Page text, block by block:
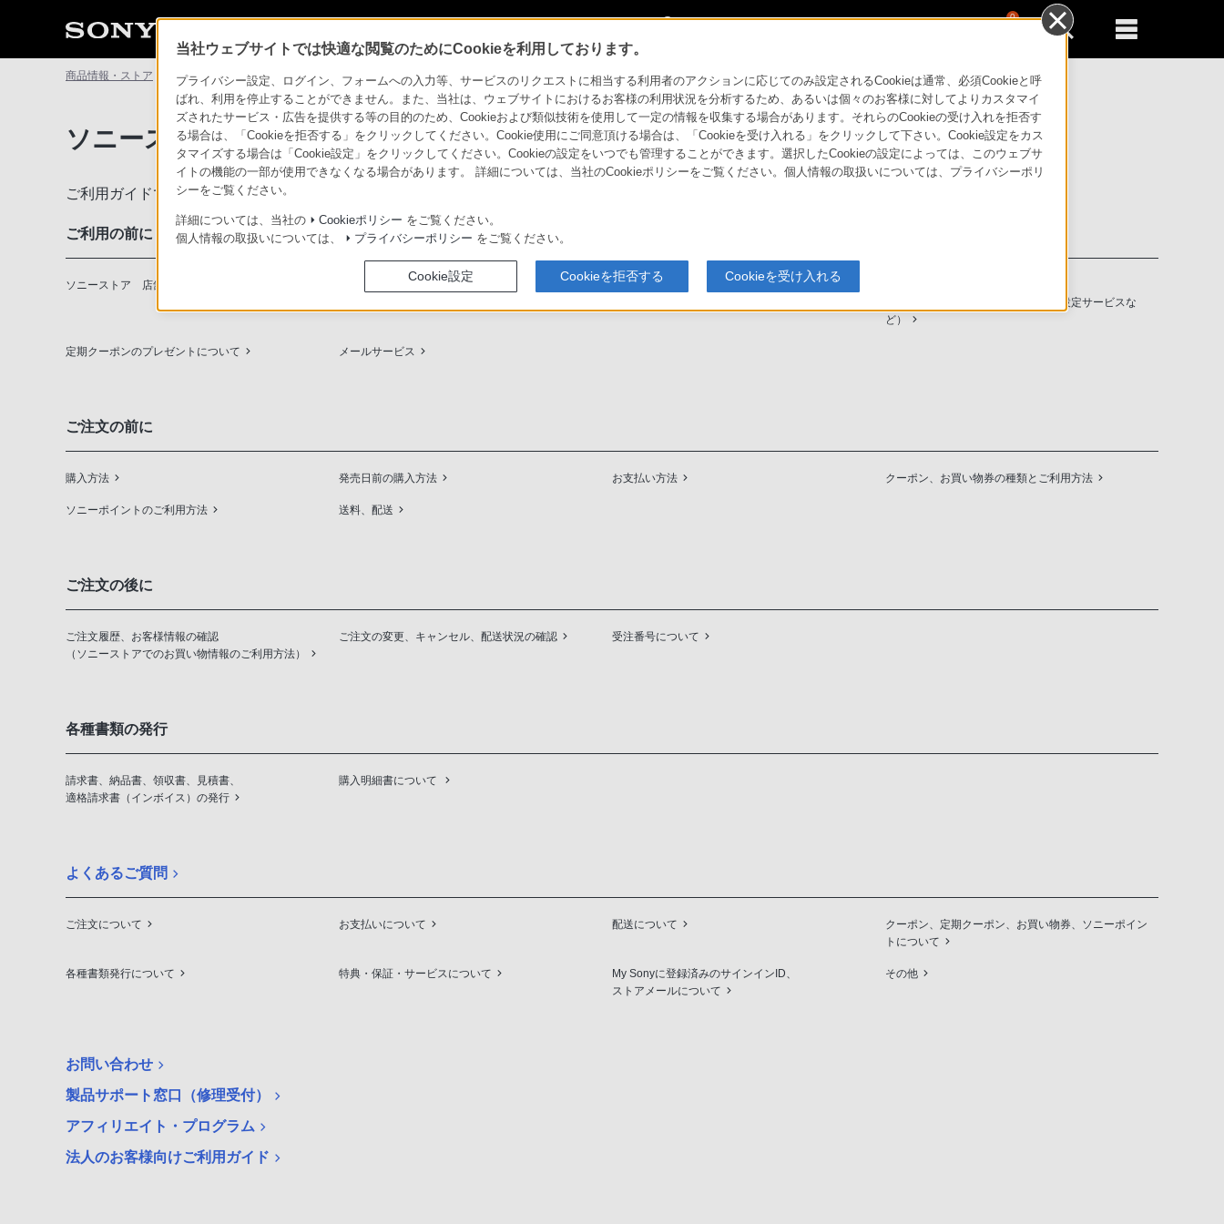
0
商品情報・ストア ソニーストアについて ソニーストアのご利用ガイド
ソニーストアのご利用ガイド
ご利用ガイドでは、ソニーストアのご利用方法・サービスに関しまとめてご案内しております。
ご利用の前に
ソニーストア 店舗のご案内 ソニーショップ（ソニーストア取次店）のご案内 My Sonyでの購入について
（長期保証、下取サービス、設置・設定サービスな
ど）
定期クーポンのプレゼントについて メールサービス
ご注文の前に
購入方法 発売日前の購入方法 お支払い方法 クーポン、お買い物券の種類とご利用方法
ソニーポイントのご利用方法 送料、配送
ご注文の後に
ご注文履歴、お客様情報の確認
（ソニーストアでのお買い物情報のご利用方法）
ご注文の変更、キャンセル、配送状況の確認 受注番号について
各種書類の発行
請求書、納品書、領収書、見積書、
適格請求書（インボイス）の発行
購入明細書について
よくあるご質問
ご注文について お支払いについて 配送について
クーポン、定期クーポン、お買い物券、ソニーポイン
トについて
各種書類発行について 特典・保証・サービスについて
My Sonyに登録済みのサインインID、
ストアメールについて
その他
お問い合わせ
製品サポート窓口（修理受付）
アフィリエイト・プログラム
法人のお客様向けご利用ガイド
当社ウェブサイトでは快適な閲覧のためにCookieを利用しております。
プライバシー設定、ログイン、フォームへの入力等、サービスのリクエストに相当する利用者のアクションに応じてのみ設定されるCookieは通常、必須Cookieと呼
ばれ、利用を停止することができません。また、当社は、ウェブサイトにおけるお客様の利用状況を分析するため、あるいは個々のお客様に対してよりカスタマイ
ズされたサービス・広告を提供する等の目的のため、Cookieおよび類似技術を使用して一定の情報を収集する場合があります。それらのCookieの受け入れを拒否す
る場合は、「Cookieを拒否する」をクリックしてください。Cookie使用にご同意頂ける場合は、「Cookieを受け入れる」をクリックして下さい。Cookie設定をカス
タマイズする場合は「Cookie設定」をクリックしてください。Cookieの設定をいつでも管理することができます。選択したCookieの設定によっては、このウェブサ
イトの機能の一部が使用できなくなる場合があります。 詳細については、当社のCookieポリシーをご覧ください。個人情報の取扱いについては、プライバシーポリ
シーをご覧ください。
詳細については、当社の Cookieポリシー をご覧ください。
個人情報の取扱いについては、
プライバシーポリシー をご覧ください。
Cookie設定 Cookieを拒否する Cookieを受け入れる